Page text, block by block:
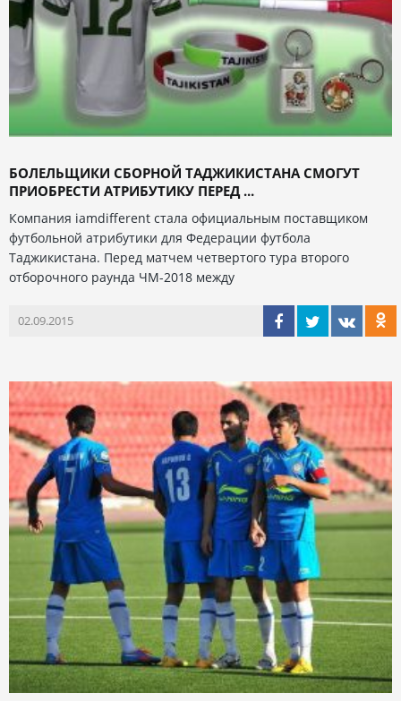
БОЛЕЛЬЩИКИ СБОРНОЙ ТАДЖИКИСТАНА СМОГУТ
ПРИОБРЕСТИ АТРИБУТИКУ ПЕРЕД ...
Компания iamdifferent стала официальным поставщиком
футбольной атрибутики для Федерации футбола
Таджикистана. Перед матчем четвертого тура второго
отборочного раунда ЧМ-2018 между
02.09.2015